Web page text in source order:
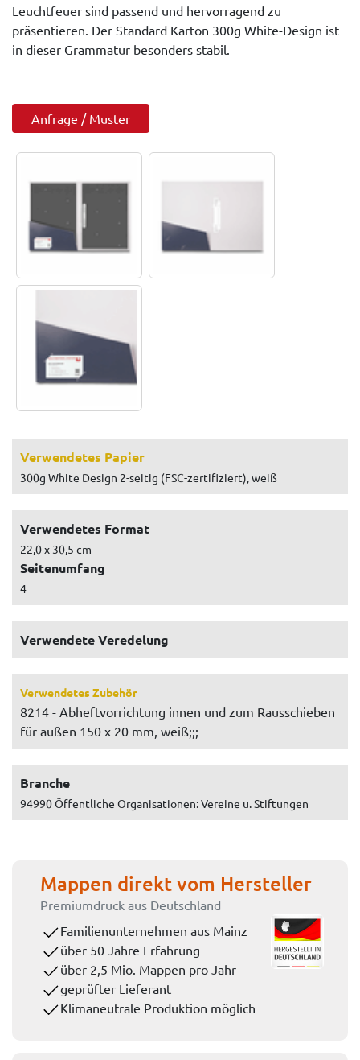
Leuchtfeuer sind passend und hervorragend zu
präsentieren. Der Standard Karton 300g White-Design ist
in dieser Grammatur besonders stabil.
Anfrage / Muster
Verwendetes Papier
300g White Design 2-seitig (FSC-zertifiziert), weiß
Verwendetes Format
22,0 x 30,5 cm
Seitenumfang
4
Verwendete Veredelung
Verwendetes Zubehör
8214 - Abheftvorrichtung innen und zum Rausschieben
für außen 150 x 20 mm, weiß;;;
Branche
94990 Öffentliche Organisationen: Vereine u. Stiftungen
Mappen direkt vom Hersteller
Premiumdruck aus Deutschland
Familienunternehmen aus Mainz
über 50 Jahre Erfahrung
über 2,5 Mio. Mappen pro Jahr
geprüfter Lieferant
Klimaneutrale Produktion möglich